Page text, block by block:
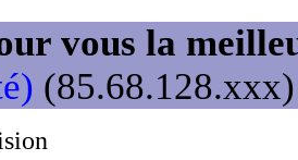
vous la